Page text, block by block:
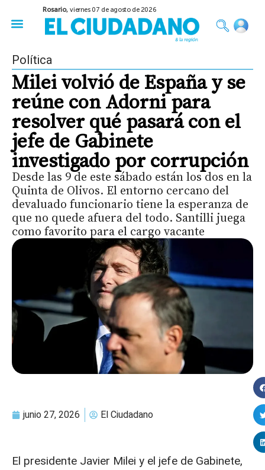
Rosario,viernes 07 de agosto de 2026
Política
Milei volvió de España y se
reúne con Adorni para
resolver qué pasará con el
jefe de Gabinete
investigado por corrupción
Desde las 9 de este sábado están los dos en la
Quinta de Olivos. El entorno cercano del
devaluado funcionario tiene la esperanza de
que no quede afuera del todo. Santilli juega
como favorito para el cargo vacante
junio 27, 2026 El Ciudadano
El presidente Javier Milei y el jefe de Gabinete,